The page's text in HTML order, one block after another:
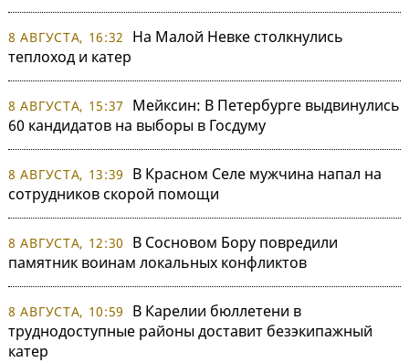
8 АВГУСТА, 16:32
На Малой Невке столкнулись
теплоход и катер
8 АВГУСТА, 15:37
Мейксин: В Петербурге выдвинулись
60 кандидатов на выборы в Госдуму
8 АВГУСТА, 13:39
В Красном Селе мужчина напал на
сотрудников скорой помощи
8 АВГУСТА, 12:30
В Сосновом Бору повредили
памятник воинам локальных конфликтов
8 АВГУСТА, 10:59
В Карелии бюллетени в
труднодоступные районы доставит безэкипажный
катер